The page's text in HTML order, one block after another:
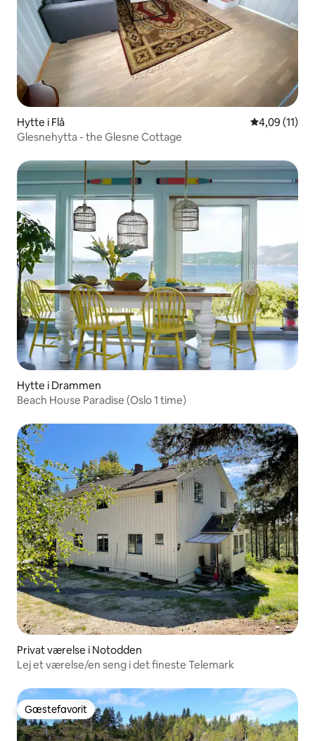
Hytte i Flå 4,09 ud af 5
4,09 (11)
Glesnehytta - the Glesne Cottage
Hytte i Drammen
Beach House Paradise (Oslo 1 time)
Privat værelse i Notodden
Lej et værelse/en seng i det fineste Telemark
Gæstefavorit
Gæstefavorit